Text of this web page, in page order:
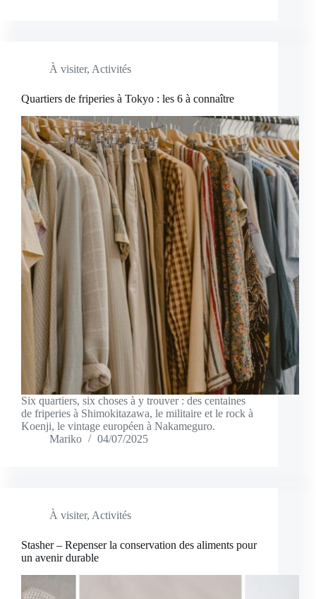
À visiter, Activités
Quartiers de friperies à Tokyo : les 6 à connaître
Six quartiers, six choses à y trouver : des centaines
de friperies à Shimokitazawa, le militaire et le rock à
Koenji, le vintage européen à Nakameguro.
Mariko
04/07/2025
À visiter, Activités
Stasher – Repenser la conservation des aliments pour
un avenir durable